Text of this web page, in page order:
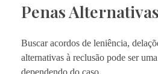
Penas Alternativas
Buscar acordos de leniência,
alternativas à reclusão pode ser
dependendo do caso.